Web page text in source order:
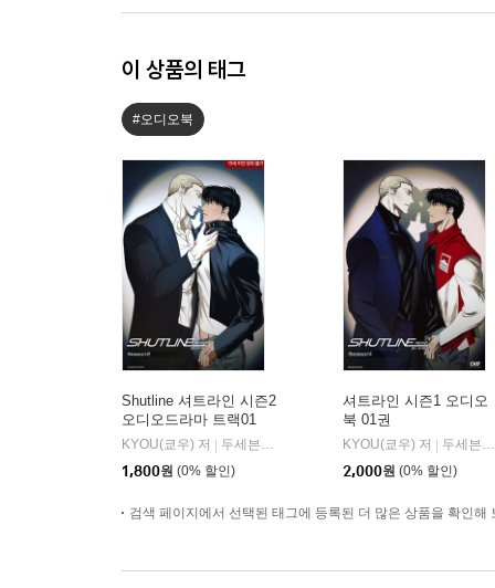
이 상품의 태그
#오디오북
Shutline 셔트라인 시즌2
오디오드라마 트랙01
KYOU(쿄우) 저 | 두세븐 엔터테인먼트
1,800원 (0% 할인)
셔트라인 시즌1 오디오
북 01권
KYOU(쿄우) 저 | 두세븐 엔터테인먼트
2,000원 (0% 할인)
검색 페이지에서 선택된 태그에 등록된 더 많은 상품을 확인해